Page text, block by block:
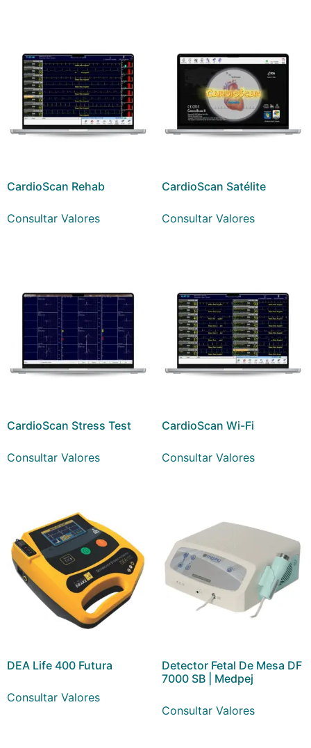
CardioScan Rehab
Consultar Valores
CardioScan Satélite
Consultar Valores
CardioScan Stress Test
Consultar Valores
CardioScan Wi-Fi
Consultar Valores
DEA Life 400 Futura
Consultar Valores
Detector Fetal De Mesa DF
7000 SB | Medpej
Consultar Valores